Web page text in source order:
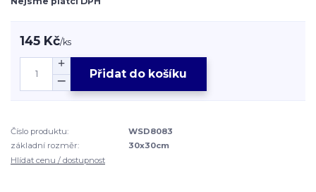
145 Kč/ks
Přidat do košíku
Číslo produktu:
WSD8083
základní rozměr:
30x30cm
Hlídat cenu / dostupnost